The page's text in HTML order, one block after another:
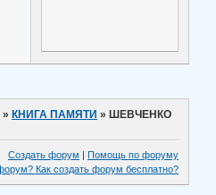
»КНИГА ПАМЯТИ »ШЕВЧЕНКО
Создать форум | Помощь по форуму